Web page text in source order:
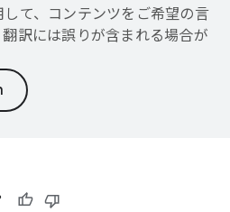
て、コンテンツをご希望の言
訳には誤りが含まれる場合が